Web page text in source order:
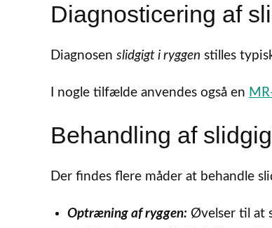
Diagnosticering af
Diagnosen slidgigt i ryggen stilles
I nogle tilfælde anvendes også en
Behandling af
Der findes flere måder at behandle
Optræning af ryggen: Øvelser til at